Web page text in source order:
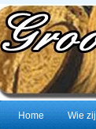
Home Wie